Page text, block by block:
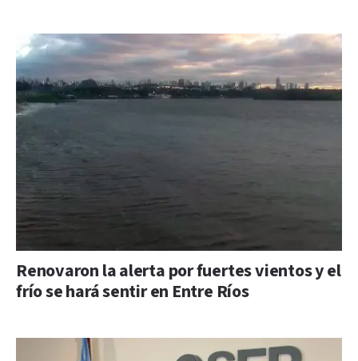
Renovaron la alerta por fuertes vientos y el
frío se hará sentir en Entre Ríos